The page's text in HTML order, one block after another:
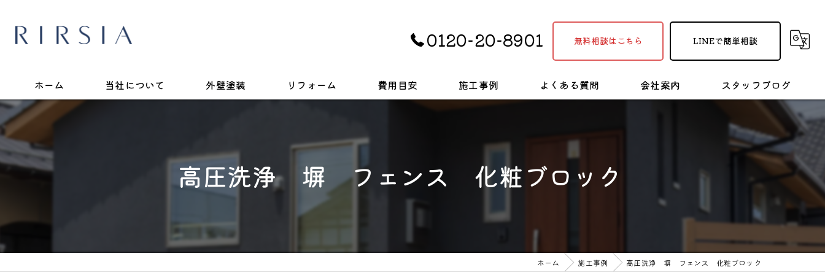
0120-20-8901 無料相談はこちら LINEで簡単相談
ホーム 当社について 外壁塗装 リフォーム
お風呂
トイレ
戸建て
費用目安 施工事例 よくある質問 会社案内 スタッフブログ
塗装・リフォームの豆知識
高圧洗浄 塀 フェンス 化粧ブロック
ホーム 施工事例 高圧洗浄 塀 フェンス 化粧ブロック